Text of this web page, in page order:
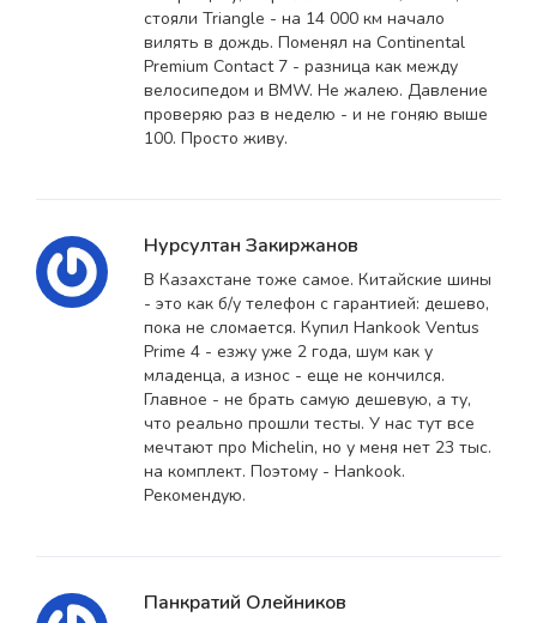
стояли Triangle - на 14 000 км начало
вилять в дождь. Поменял на Continental
Premium Contact 7 - разница как между
велосипедом и BMW. Не жалею. Давление
проверяю раз в неделю - и не гоняю выше
100. Просто живу.
Нурсултан Закиржанов
В Казахстане тоже самое. Китайские шины
- это как б/у телефон с гарантией: дешево,
пока не сломается. Купил Hankook Ventus
Prime 4 - езжу уже 2 года, шум как у
младенца, а износ - еще не кончился.
Главное - не брать самую дешевую, а ту,
что реально прошли тесты. У нас тут все
мечтают про Michelin, но у меня нет 23 тыс.
на комплект. Поэтому - Hankook.
Рекомендую.
Панкратий Олейников